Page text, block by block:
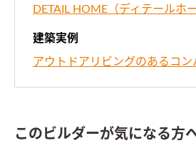
DETAIL HOME（ディテールホー
建築実例
アウトドアリビングのあるコン
このビルダーが気になる方